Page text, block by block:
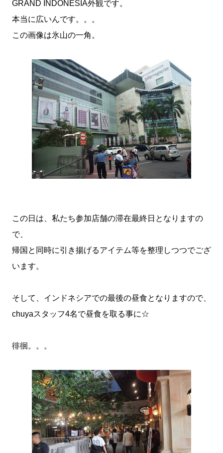
GRAND INDONESIA外観です。
本当に広いんです。。。
この画像は氷山の一角。
この日は、私たち参加店舗の滞在最終日となりますの
で、
帰国と同時に引き揚げるアイテム等を整理しつつでござ
います。
そして、インドネシアでの最後の昼食となりますので、
chuyaスタッフ4名で昼食を取る事に☆
徘徊。。。